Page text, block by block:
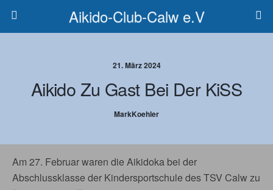
Aikido-Club-Calw e.V
21. März 2024
Aikido Zu Gast Bei Der KiSS
MarkKoehler
Am 27. Februar waren die Aikidoka bei der
Abschlussklasse der Kindersportschule des TSV Calw zu